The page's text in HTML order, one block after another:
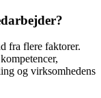
fra flere faktorer.
og virksomhedens